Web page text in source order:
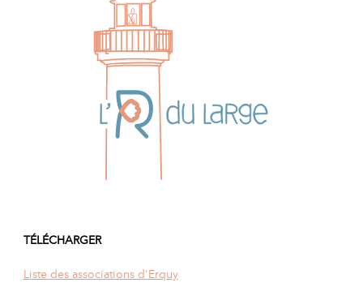
TÉLÉCHARGER
Liste des associations d'Erquy